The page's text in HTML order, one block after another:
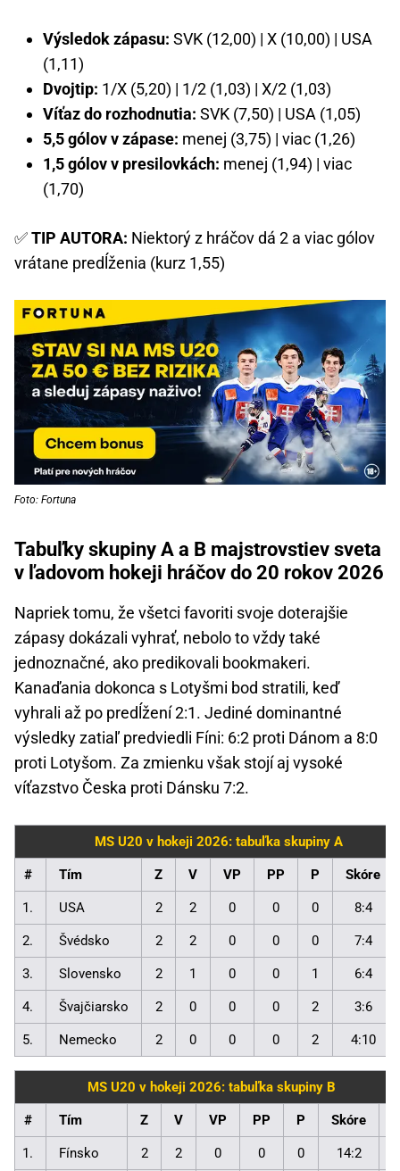
Výsledok zápasu: SVK (12,00) | X (10,00) | USA
(1,11)
Dvojtip: 1/X (5,20) | 1/2 (1,03) | X/2 (1,03)
Víťaz do rozhodnutia: SVK (7,50) | USA (1,05)
5,5 gólov v zápase: menej (3,75) | viac (1,26)
1,5 gólov v presilovkách: menej (1,94) | viac
(1,70)
✅TIP AUTORA: Niektorý z hráčov dá 2 a viac gólov
vrátane predĺženia (kurz 1,55)
Foto: Fortuna
Tabuľky skupiny A a B majstrovstiev sveta
v ľadovom hokeji hráčov do 20 rokov 2026
Napriek tomu, že všetci favoriti svoje doterajšie
zápasy dokázali vyhrať, nebolo to vždy také
jednoznačné, ako predikovali bookmakeri.
Kanaďania dokonca s Lotyšmi bod stratili, keď
vyhrali až po predĺžení 2:1. Jediné dominantné
výsledky zatiaľ predviedli Fíni: 6:2 proti Dánom a 8:0
proti Lotyšom. Za zmienku však stojí aj vysoké
víťazstvo Česka proti Dánsku 7:2.
MS U20 v hokeji 2026: tabuľka skupiny A
# Tím Z V VP PP P Skóre
1. USA 2 2 0 0 0 8:4
2. Švédsko 2 2 0 0 0 7:4
3. Slovensko 2 1 0 0 1 6:4
4. Švajčiarsko 2 0 0 0 2 3:6
5. Nemecko 2 0 0 0 2 4:10
MS U20 v hokeji 2026: tabuľka skupiny B
# Tím Z V VP PP P Skóre
1. Fínsko 2 2 0 0 0 14:2